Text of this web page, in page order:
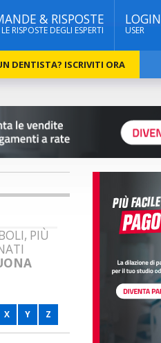
& RISPOSTE
RISPOSTE DEGLI ESPERTI
LOGIN
USER
DENTISTA? ISCRIVITI ORA
PIÙ
X Y Z